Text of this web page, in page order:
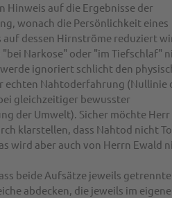
Hinweis auf die Ergebnisse der
wonach die Persönlichkeit eines
auf dessen Hirnströme reduziert
"bei Narkose" oder "im Tiefschlaf"
ignoriert schlicht den
echten Nahtoderfahrung (Nullinie
gleichzeitiger bewusster
der Umwelt). Sicher möchte Herr
klarstellen, dass Nahtod nicht
wird aber auch von Herrn Ewald
beide Aufsätze jeweils getrennte
abdecken, die jeweils im